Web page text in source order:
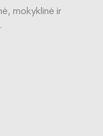
mokyklinė ir